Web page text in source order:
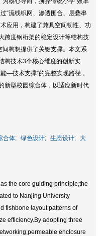
“流线织网、渗透围合、层叠串
应用，构建了兼具空间韧性、功
跨度钢桁架的稳定设计等结构技
间构想提供了关键支撑。本文系
构技术3个核心维度的创新实
—技术支撑”的完整实现路径，
新型校园综合体，以适应新时代
合体; 绿色设计; 生态设计; 大
the core guiding principle,the
to Nanjing University
fishbone layout patterns of
efficiency.By adopting three
enclosure